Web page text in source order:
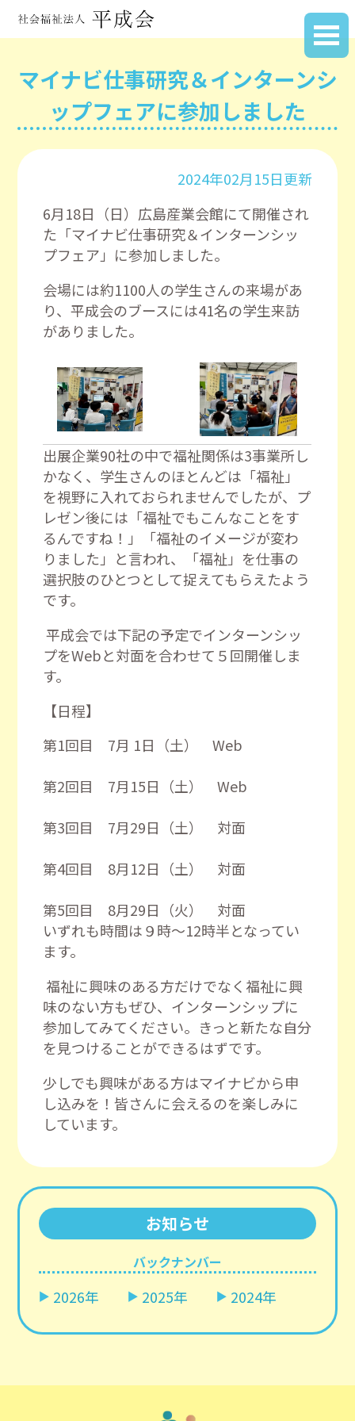
マイナビ仕事研究＆インターンシ
ップフェアに参加しました
2024年02月15日更新
6月18日（日）広島産業会館にて開催され
た「マイナビ仕事研究＆インターンシッ
プフェア」に参加しました。
会場には約1100人の学生さんの来場があ
り、平成会のブースには41名の学生来訪
がありました。
出展企業90社の中で福祉関係は3事業所し
かなく、学生さんのほとんどは「福祉」
を視野に入れておられませんでしたが、プ
レゼン後には「福祉でもこんなことをす
るんですね！」「福祉のイメージが変わ
りました」と言われ、「福祉」を仕事の
選択肢のひとつとして捉えてもらえたよう
です。
平成会では下記の予定でインターンシッ
プをWebと対面を合わせて５回開催しま
す。
【日程】
第1回目 7月 1日（土） Web
第2回目 7月15日（土） Web
第3回目 7月29日（土） 対面
第4回目 8月12日（土） 対面
第5回目 8月29日（火） 対面
いずれも時間は９時～12時半となってい
ます。
福祉に興味のある方だけでなく福祉に興
味のない方もぜひ、インターンシップに
参加してみてください。きっと新たな自分
を見つけることができるはずです。
少しでも興味がある方はマイナビから申
し込みを！皆さんに会えるのを楽しみに
しています。
お知らせ
バックナンバー
2026年 2025年 2024年